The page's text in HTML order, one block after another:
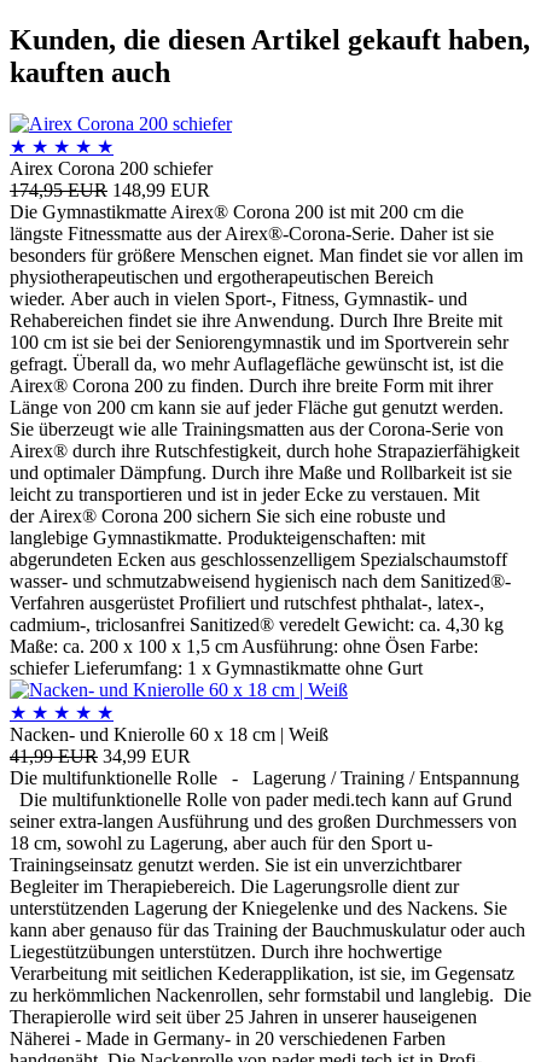
Kunden, die diesen Artikel gekauft haben,
kauften auch
★ ★ ★ ★ ★
Airex Corona 200 schiefer
174,95 EUR 148,99 EUR
Die Gymnastikmatte Airex® Corona 200 ist mit 200 cm die
längste Fitnessmatte aus der Airex®-Corona-Serie. Daher ist sie
besonders für größere Menschen eignet. Man findet sie vor allen im
physiotherapeutischen und ergotherapeutischen Bereich
wieder. Aber auch in vielen Sport-, Fitness, Gymnastik- und
Rehabereichen findet sie ihre Anwendung. Durch Ihre Breite mit
100 cm ist sie bei der Seniorengymnastik und im Sportverein sehr
gefragt. Überall da, wo mehr Auflagefläche gewünscht ist, ist die
Airex® Corona 200 zu finden. Durch ihre breite Form mit ihrer
Länge von 200 cm kann sie auf jeder Fläche gut genutzt werden.
Sie überzeugt wie alle Trainingsmatten aus der Corona-Serie von
Airex® durch ihre Rutschfestigkeit, durch hohe Strapazierfähigkeit
und optimaler Dämpfung. Durch ihre Maße und Rollbarkeit ist sie
leicht zu transportieren und ist in jeder Ecke zu verstauen. Mit
der Airex® Corona 200 sichern Sie sich eine robuste und
langlebige Gymnastikmatte. Produkteigenschaften: mit
abgerundeten Ecken aus geschlossenzelligem Spezialschaumstoff
wasser- und schmutzabweisend hygienisch nach dem Sanitized®-
Verfahren ausgerüstet Profiliert und rutschfest phthalat-, latex-,
cadmium-, triclosanfrei Sanitized® veredelt Gewicht: ca. 4,30 kg
Maße: ca. 200 x 100 x 1,5 cm Ausführung: ohne Ösen Farbe:
schiefer Lieferumfang: 1 x Gymnastikmatte ohne Gurt
★ ★ ★ ★ ★
Nacken- und Knierolle 60 x 18 cm | Weiß
41,99 EUR 34,99 EUR
Die multifunktionelle Rolle - Lagerung / Training / Entspannung
Die multifunktionelle Rolle von pader medi.tech kann auf Grund
seiner extra-langen Ausführung und des großen Durchmessers von
18 cm, sowohl zu Lagerung, aber auch für den Sport u-
Trainingseinsatz genutzt werden. Sie ist ein unverzichtbarer
Begleiter im Therapiebereich. Die Lagerungsrolle dient zur
unterstützenden Lagerung der Kniegelenke und des Nackens. Sie
kann aber genauso für das Training der Bauchmuskulatur oder auch
Liegestützübungen unterstützen. Durch ihre hochwertige
Verarbeitung mit seitlichen Kederapplikation, ist sie, im Gegensatz
zu herkömmlichen Nackenrollen, sehr formstabil und langlebig. Die
Therapierolle wird seit über 25 Jahren in unserer hauseigenen
Näherei - Made in Germany- in 20 verschiedenen Farben